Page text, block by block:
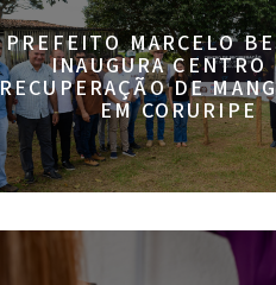
PREFEITO MARCELO
INAUGURA CENTRO
RECUPERAÇÃO DE
EM CORURIPE